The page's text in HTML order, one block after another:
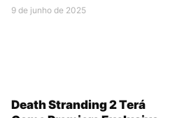
9 de junho de 2025
Death Stranding 2 Terá